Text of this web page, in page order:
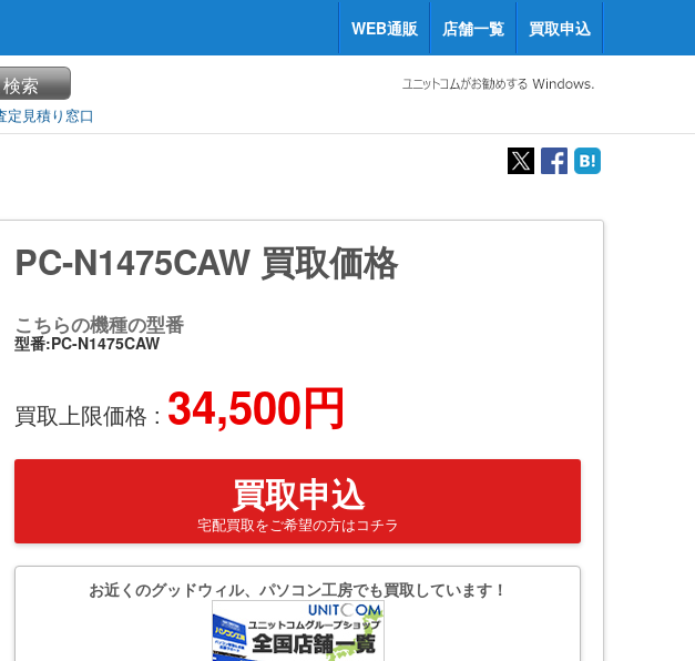
WEB通販 店舗一覧 買取申込
検索
定見積り窓口
PC-N1475CAW 買取価格
こちらの機種の型番
型番:PC-N1475CAW
買取上限価格 : 34,500円
買取申込
宅配買取をご希望の方はコチラ
お近くのグッドウィル、パソコン工房でも買取しています！